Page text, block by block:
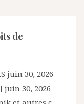
de
juin 30, 2026
juin 30, 2026